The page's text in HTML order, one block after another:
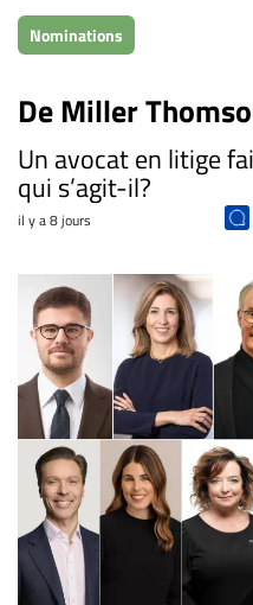
Nominations
De Miller
​Un avocat en litige
qui s’agit-il?
il y a 8 jours